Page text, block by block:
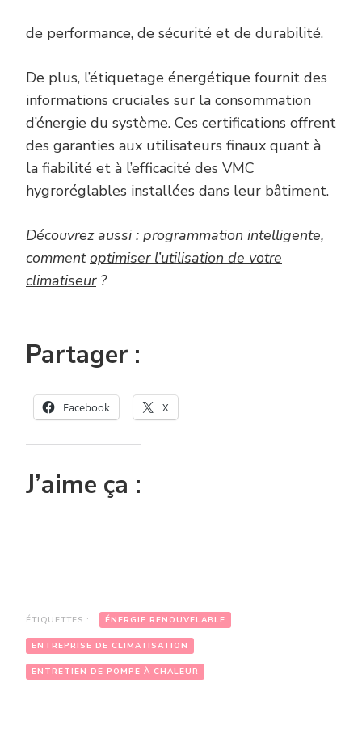
de performance, de sécurité et de durabilité.
De plus, l’étiquetage énergétique fournit des
informations cruciales sur la consommation
d’énergie du système. Ces certifications offrent
des garanties aux utilisateurs finaux quant à
la fiabilité et à l’efficacité des VMC
hygroréglables installées dans leur bâtiment.
Découvrez aussi : programmation intelligente,
commentoptimiser l’utilisation de votre
climatiseur?
Partager :
Facebook X
J’aime ça :
ÉTIQUETTES : ÉNERGIE RENOUVELABLE
ENTREPRISE DE CLIMATISATION
ENTRETIEN DE POMPE À CHALEUR